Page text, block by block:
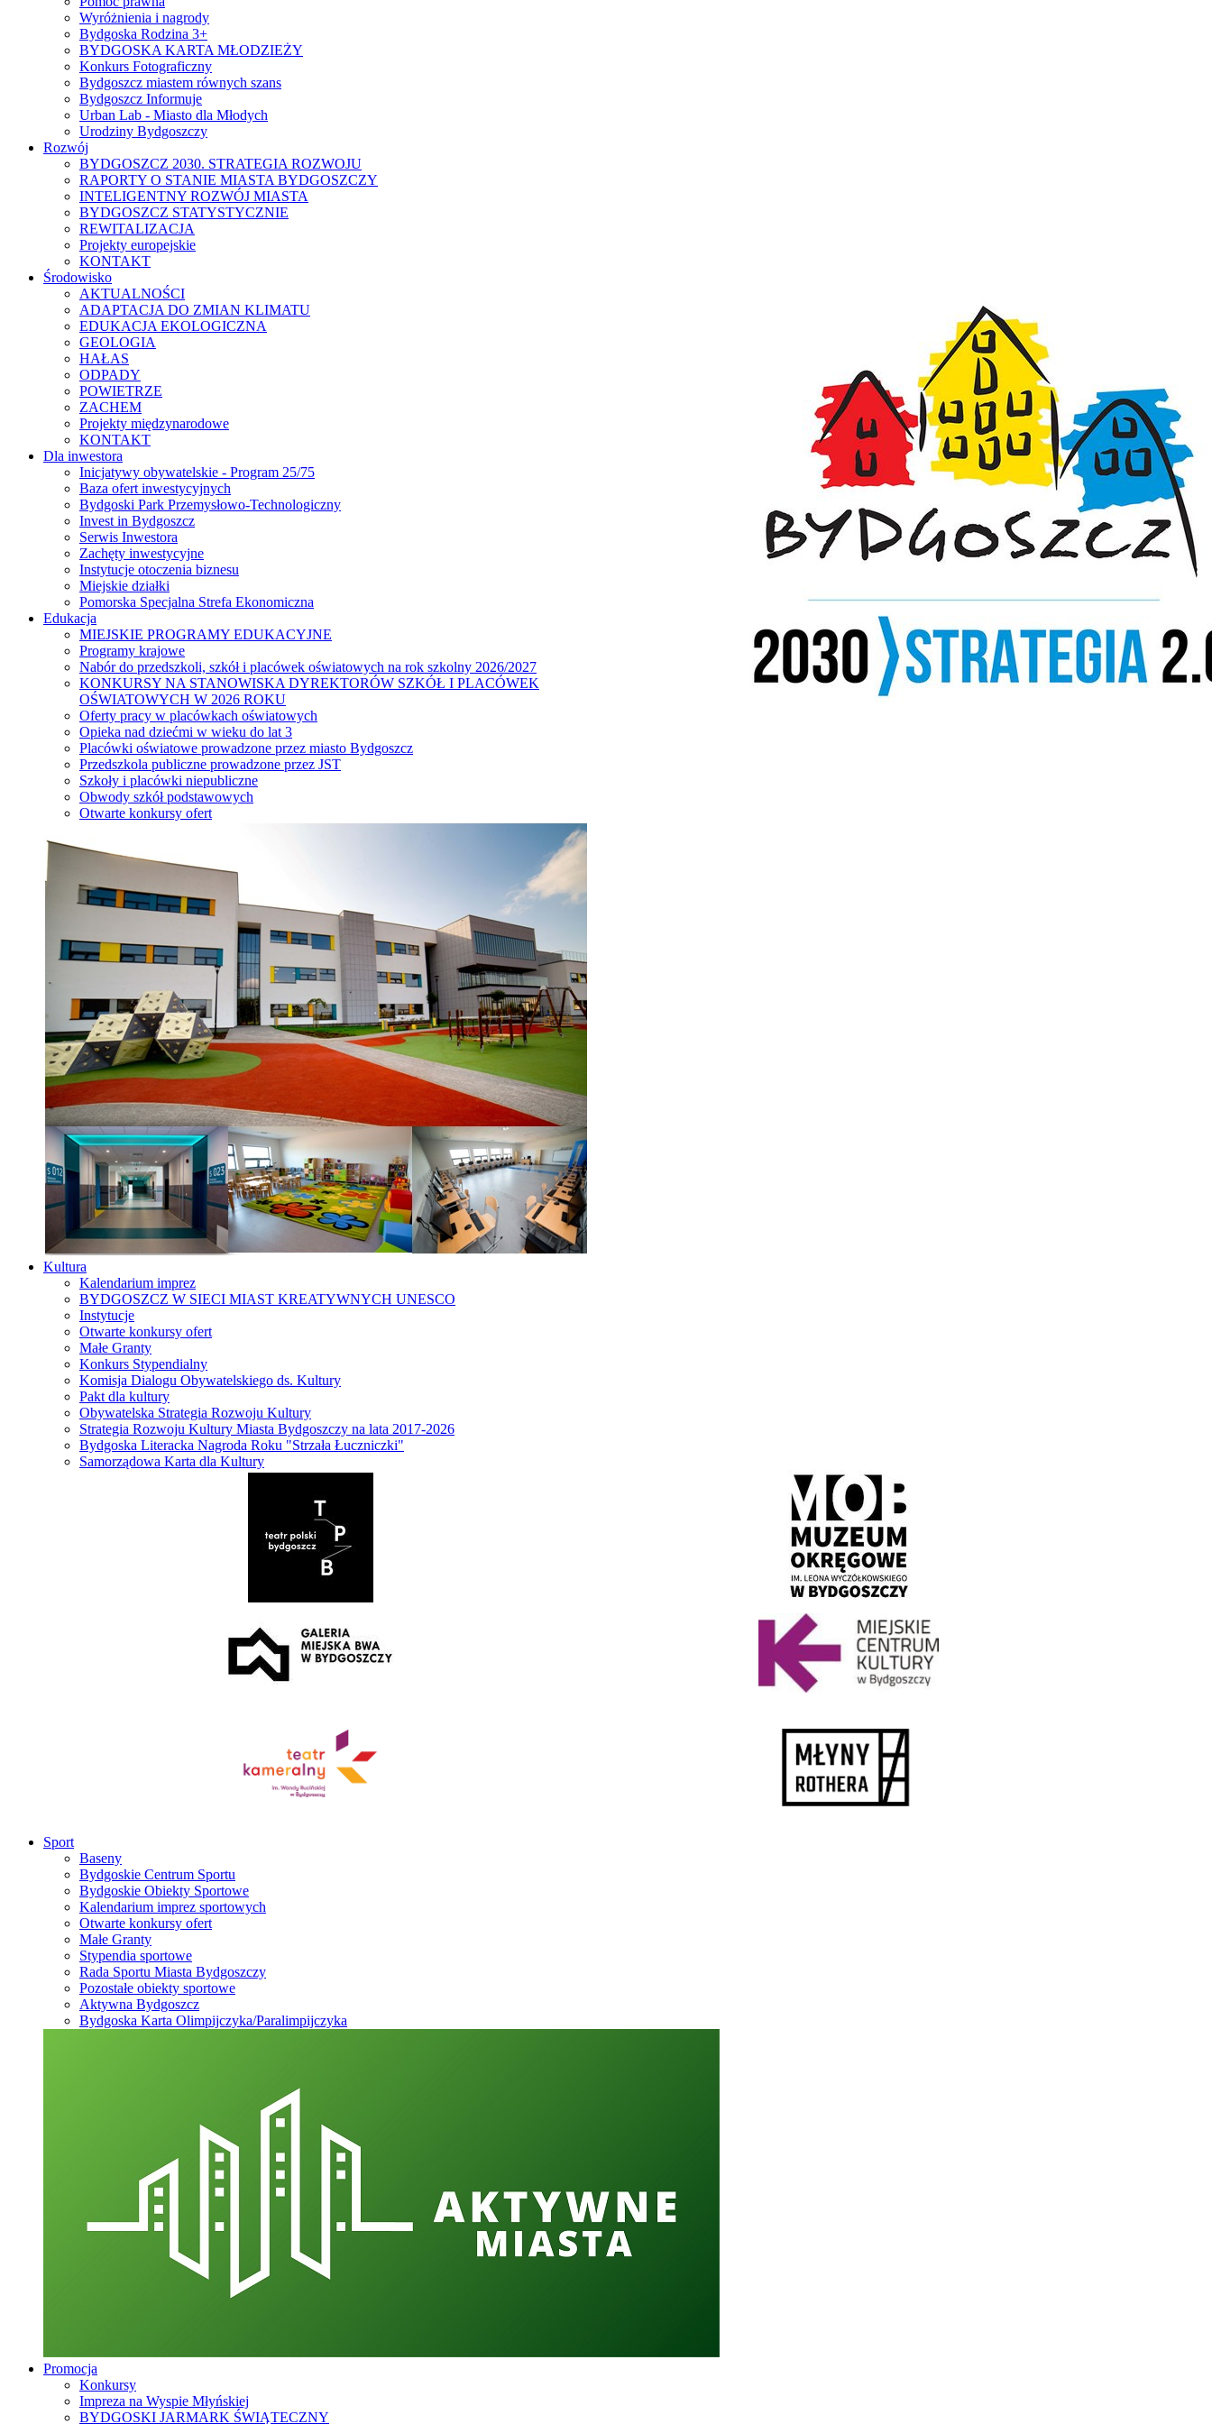
Wyróżnienia i nagrody
Bydgoska Rodzina 3+
BYDGOSKA KARTA MŁODZIEŻY
Konkurs Fotograficzny
Bydgoszcz miastem równych szans
Bydgoszcz Informuje
Urban Lab - Miasto dla Młodych
Urodziny Bydgoszczy
Rozwój
BYDGOSZCZ 2030. STRATEGIA ROZWOJU
RAPORTY O STANIE MIASTA BYDGOSZCZY
INTELIGENTNY ROZWÓJ MIASTA
BYDGOSZCZ STATYSTYCZNIE
REWITALIZACJA
Projekty europejskie
KONTAKT
Środowisko
AKTUALNOŚCI
ADAPTACJA DO ZMIAN KLIMATU
EDUKACJA EKOLOGICZNA
GEOLOGIA
HAŁAS
ODPADY
POWIETRZE
ZACHEM
Projekty międzynarodowe
KONTAKT
Dla inwestora
Inicjatywy obywatelskie - Program 25/75
Baza ofert inwestycyjnych
Bydgoski Park Przemysłowo-Technologiczny
Invest in Bydgoszcz
Serwis Inwestora
Zachęty inwestycyjne
Instytucje otoczenia biznesu
Miejskie działki
Pomorska Specjalna Strefa Ekonomiczna
Edukacja
MIEJSKIE PROGRAMY EDUKACYJNE
Programy krajowe
Nabór do przedszkoli, szkół i placówek oświatowych na rok szkolny 2026/2027
KONKURSY NA STANOWISKA DYREKTORÓW SZKÓŁ I PLACÓWEK
OŚWIATOWYCH W 2026 ROKU
Oferty pracy w placówkach oświatowych
Opieka nad dziećmi w wieku do lat 3
Placówki oświatowe prowadzone przez miasto Bydgoszcz
Przedszkola publiczne prowadzone przez JST
Szkoły i placówki niepubliczne
Obwody szkół podstawowych
Otwarte konkursy ofert
Kultura
Kalendarium imprez
BYDGOSZCZ W SIECI MIAST KREATYWNYCH UNESCO
Instytucje
Otwarte konkursy ofert
Małe Granty
Konkurs Stypendialny
Komisja Dialogu Obywatelskiego ds. Kultury
Pakt dla kultury
Obywatelska Strategia Rozwoju Kultury
Strategia Rozwoju Kultury Miasta Bydgoszczy na lata 2017-2026
Bydgoska Literacka Nagroda Roku "Strzała Łuczniczki"
Samorządowa Karta dla Kultury
Sport
Baseny
Bydgoskie Centrum Sportu
Bydgoskie Obiekty Sportowe
Kalendarium imprez sportowych
Otwarte konkursy ofert
Małe Granty
Stypendia sportowe
Rada Sportu Miasta Bydgoszczy
Pozostałe obiekty sportowe
Aktywna Bydgoszcz
Bydgoska Karta Olimpijczyka/Paralimpijczyka
Promocja
Konkursy
Impreza na Wyspie Młyńskiej
BYDGOSKI JARMARK ŚWIĄTECZNY